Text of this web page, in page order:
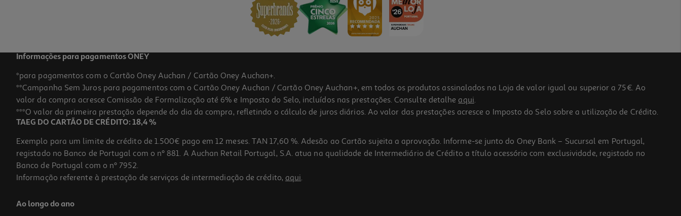
Informações para pagamentos ONEY
*para pagamentos com o Cartão Oney Auchan / Cartão Oney Auchan+.
**Campanha Sem Juros para pagamentos com o Cartão Oney Auchan / Cartão Oney Auchan+, em todos os produtos assinalados na Loja de valor igual ou superior a 75€. Ao
valor da compra acresce Comissão de Formalização até 6% e Imposto do Selo, incluídos nas prestações. Consulte detalhe aqui.
***O valor da primeira prestação depende do dia da compra, refletindo o cálculo de juros diários. Ao valor das prestações acresce o Imposto do Selo sobre a utilização de Crédito.
TAEG DO CARTÃO DE CRÉDITO: 18,4 %
Exemplo para um limite de crédito de 1.500€ pago em 12 meses. TAN 17,60 %. Adesão ao Cartão sujeita a aprovação. Informe-se junto do Oney Bank – Sucursal em Portugal,
registado no Banco de Portugal com o nº 881. A Auchan Retail Portugal, S.A. atua na qualidade de Intermediário de Crédito a título acessório com exclusividade, registado no
Banco de Portugal com o nº 7952.
Informação referente à prestação de serviços de intermediação de crédito, aqui.
Ao longo do ano